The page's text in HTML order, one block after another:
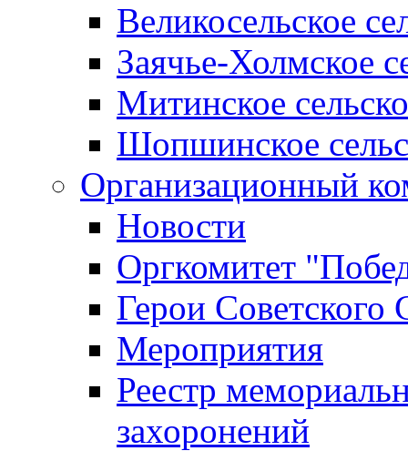
Великосельское
Заячье-Холмское
Митинское
Шопшинское
Организационный
Новости
Оргкомитет
Герои Советского
Мероприятия
Реестр
захоронений